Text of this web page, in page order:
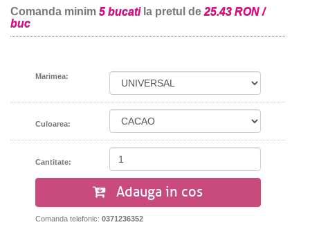
Comanda minim 5 bucatila pretul de 25.43 RON /
buc
Marimea:
Culoarea:
Cantitate:
Adauga in cos
Comanda telefonic: 0371236352